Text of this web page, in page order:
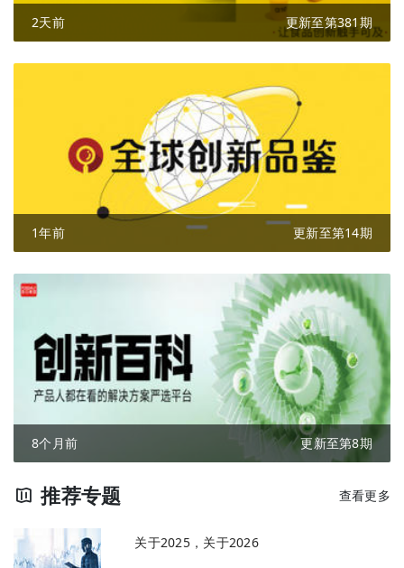
2天前 更新至第381期
1年前 更新至第14期
8个月前 更新至第8期
推荐专题 查看更多
关于2025，关于2026